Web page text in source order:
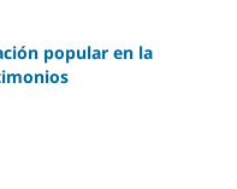
popular en la